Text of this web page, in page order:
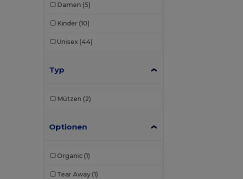
Damen (5)
Kinder (10)
Unisex (44)
Typ
Mützen (2)
Optionen
Organic (1)
Tear Away (1)